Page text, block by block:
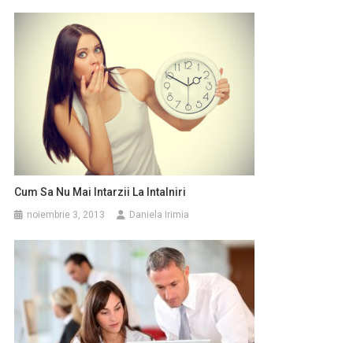
Cum Sa Nu Mai Intarzii La Intalniri
noiembrie 3, 2013 Daniela Irimia